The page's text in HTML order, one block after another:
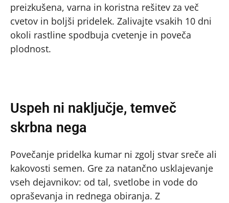
preizkušena, varna in koristna rešitev za več
cvetov in boljši pridelek. Zalivajte vsakih 10 dni
okoli rastline spodbuja cvetenje in poveča
plodnost.
Uspeh ni naključje, temveč
skrbna nega
Povečanje pridelka kumar ni zgolj stvar sreče ali
kakovosti semen. Gre za natančno usklajevanje
vseh dejavnikov: od tal, svetlobe in vode do
opraševanja in rednega obiranja. Z